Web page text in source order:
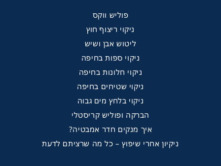
פוליש ווקס
ניקוי ריצוף חוץ
ליטוש אבן ושיש
ניקוי ספות בחיפה
ניקוי חלונות בחיפה
ניקוי שטיחים בחיפה
ניקוי בלחץ מים גבוה
הברקה ופוליש קריסטלי
איך מנקים חדר אמבטיה?
ניקיון אחרי שיפוץ – כל מה שרציתם לדעת